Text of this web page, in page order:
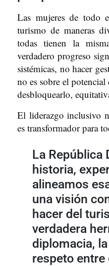
Las mujeres de todo
turismo de maneras
todas tienen la
verdadero progreso
sistémicas, no hacer
no es sobre el
desbloquearlo,
El liderazgo inclusivo
es transformador para
La República
historia,
alineamos
una visión
hacer del
verdadera
diplomacia,
respeto entre